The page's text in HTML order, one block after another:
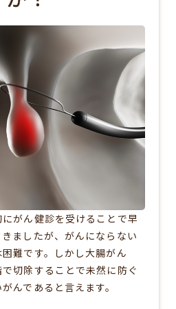
がん健診を受けることで早
ましたが、がんにならない
難です。しかし大腸がん
切除することで未然に防ぐ
んであると言えます。